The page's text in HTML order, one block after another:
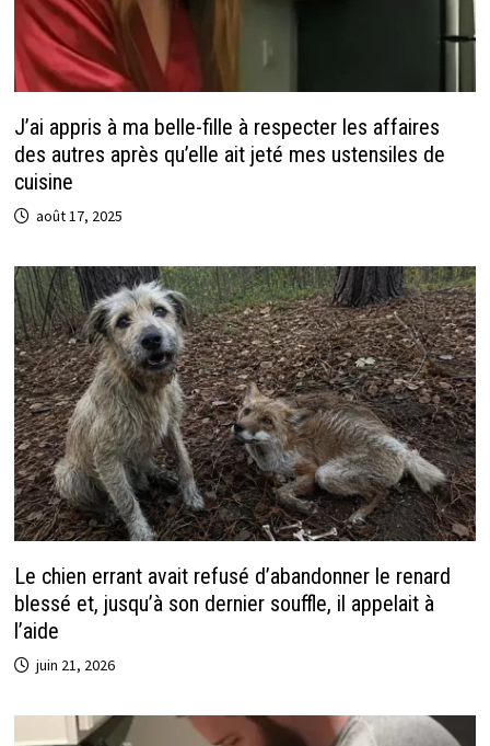
J’ai appris à ma belle-fille à respecter les affaires
des autres après qu’elle ait jeté mes ustensiles de
cuisine
août 17, 2025
Le chien errant avait refusé d’abandonner le renard
blessé et, jusqu’à son dernier souffle, il appelait à
l’aide
juin 21, 2026